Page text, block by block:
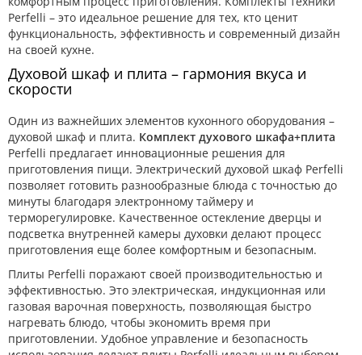
Perfelli – это идеальное решение для тех, кто ценит
функциональность, эффективность и современный дизайн
на своей кухне.
Духовой шкаф и плита – гармония вкуса и
скорости
Один из важнейших элементов кухонного оборудования –
духовой шкаф и плита. Комплект духового шкафа+плита
Perfelli предлагает инновационные решения для
приготовления пищи. Электрический духовой шкаф Perfelli
позволяет готовить разнообразные блюда с точностью до
минуты благодаря электронному таймеру и
терморегулировке. Качественное остекление дверцы и
подсветка внутренней камеры духовки делают процесс
приготовления еще более комфортным и безопасным.
Плиты Perfelli поражают своей производительностью и
эффективностью. Это электрическая, индукционная или
газовая варочная поверхность, позволяющая быстро
нагревать блюдо, чтобы экономить время при
приготовлении. Удобное управление и безопасность